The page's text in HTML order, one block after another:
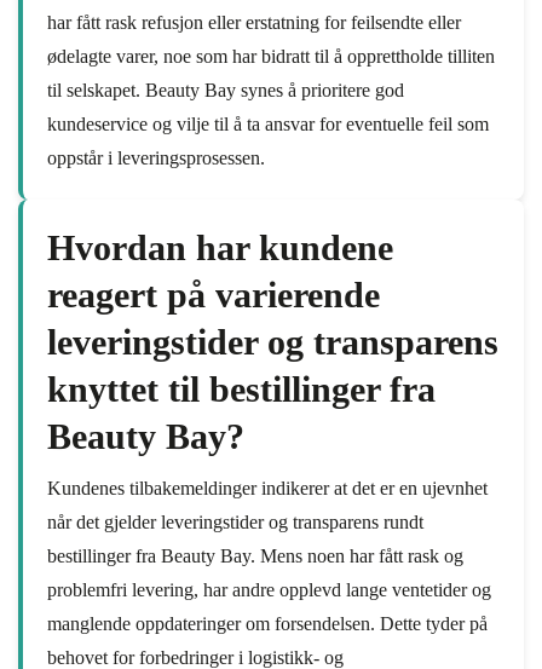
har fått rask refusjon eller erstatning for feilsendte eller
ødelagte varer, noe som har bidratt til å opprettholde tilliten
til selskapet. Beauty Bay synes å prioritere god
kundeservice og vilje til å ta ansvar for eventuelle feil som
oppstår i leveringsprosessen.
Hvordan har kundene
reagert på varierende
leveringstider og transparens
knyttet til bestillinger fra
Beauty Bay?
Kundenes tilbakemeldinger indikerer at det er en ujevnhet
når det gjelder leveringstider og transparens rundt
bestillinger fra Beauty Bay. Mens noen har fått rask og
problemfri levering, har andre opplevd lange ventetider og
manglende oppdateringer om forsendelsen. Dette tyder på
behovet for forbedringer i logistikk- og